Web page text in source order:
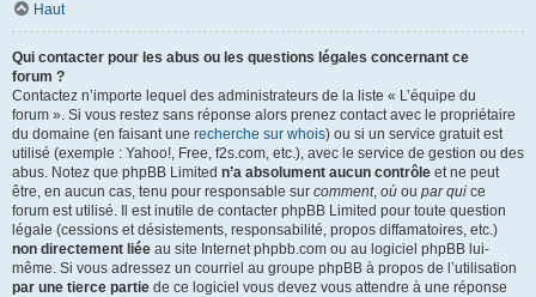
Haut
Qui contacter pour les abus ou les questions légales concernant ce
forum ?
Contactez n’importe lequel des administrateurs de la liste « L’équipe du
forum ». Si vous restez sans réponse alors prenez contact avec le propriétaire
du domaine (en faisant une recherche sur whois) ou si un service gratuit est
utilisé (exemple : Yahoo!, Free, f2s.com, etc.), avec le service de gestion ou des
abus. Notez que phpBB Limited n’a absolument aucun contrôle et ne peut
être, en aucun cas, tenu pour responsable sur comment, où ou par qui ce
forum est utilisé. Il est inutile de contacter phpBB Limited pour toute question
légale (cessions et désistements, responsabilité, propos diffamatoires, etc.)
non directement liée au site Internet phpbb.com ou au logiciel phpBB lui-
même. Si vous adressez un courriel au groupe phpBB à propos de l’utilisation
par une tierce partie de ce logiciel vous devez vous attendre à une réponse